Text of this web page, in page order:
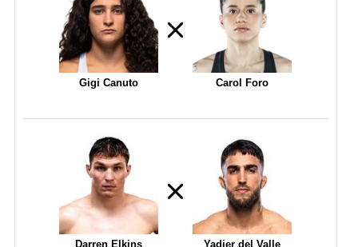
Gigi Canuto Carol Foro
Darren Elkins Yadier del Valle